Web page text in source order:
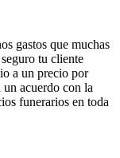
gastos que muchas
tu cliente
a un precio por
un acuerdo con la
funerarios en toda